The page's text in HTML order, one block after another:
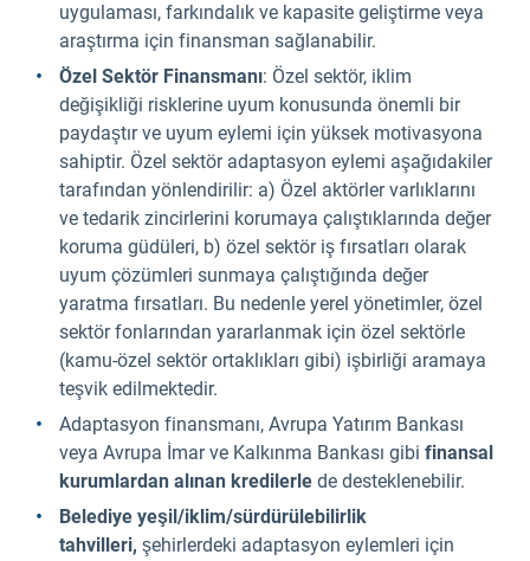
uygulaması, farkındalık ve kapasite geliştirme veya
araştırma için finansman sağlanabilir.
Özel Sektör Finansmanı: Özel sektör, iklim
değişikliği risklerine uyum konusunda önemli bir
paydaştır ve uyum eylemi için yüksek motivasyona
sahiptir. Özel sektör adaptasyon eylemi aşağıdakiler
tarafından yönlendirilir: a) Özel aktörler varlıklarını
ve tedarik zincirlerini korumaya çalıştıklarında değer
koruma güdüleri, b) özel sektör iş fırsatları olarak
uyum çözümleri sunmaya çalıştığında değer
yaratma fırsatları. Bu nedenle yerel yönetimler, özel
sektör fonlarından yararlanmak için özel sektörle
(kamu-özel sektör ortaklıkları gibi) işbirliği aramaya
teşvik edilmektedir.
Adaptasyon finansmanı, Avrupa Yatırım Bankası
veya Avrupa İmar ve Kalkınma Bankası gibi finansal
kurumlardan alınan kredilerle de desteklenebilir.
Belediye yeşil/iklim/sürdürülebilirlik
tahvilleri, şehirlerdeki adaptasyon eylemleri için